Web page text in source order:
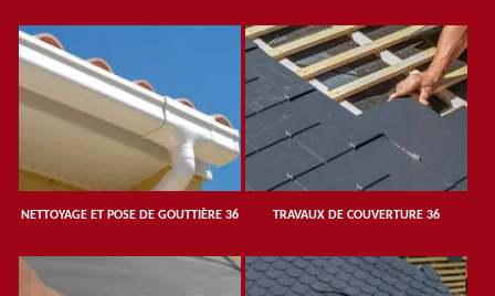
NETTOYAGE ET POSE DE GOUTTIÈRE 36 TRAVAUX DE COUVERTURE 36